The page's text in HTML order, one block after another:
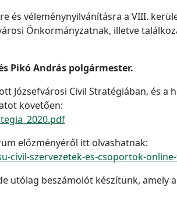
és véleménynyilvánításra a VIII.
Önkormányzatnak, illetve
Pikó András polgármester.
Józsefvárosi Civil Stratégiában, és a
követően:
előzményéről itt olvashatnak:
civil-szervezetek-es-csoportok-
utólag beszámolót készítünk, amely